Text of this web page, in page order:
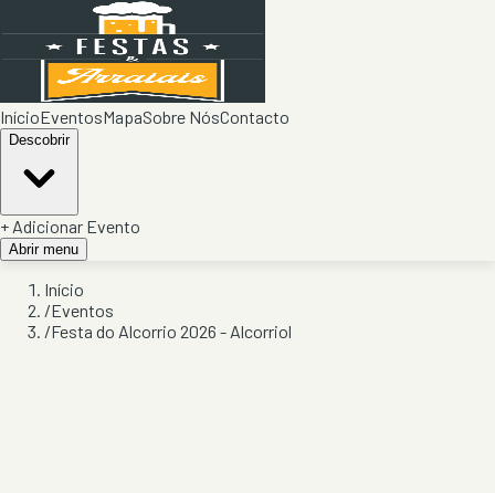
InícioEventosMapaSobre NósContacto
Descobrir
+ Adicionar Evento
Abrir menu
Início
/Eventos
/Festa do Alcorrio 2026 - Alcorriol